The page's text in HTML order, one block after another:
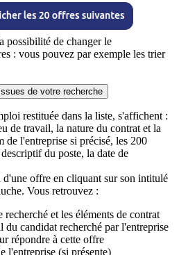
possibilité de changer le
: vous pouvez par exemple les trier
de votre recherche
restituée dans la liste, s'affichent :
de travail, la nature du contrat et la
de l'entreprise si précisé, les 200
du poste, la date de
d'une offre en cliquant sur son intitulé
Vous retrouvez :
recherché et les éléments de contrat
du candidat recherché par l'entreprise
répondre à cette offre
l'entreprise (si présente)